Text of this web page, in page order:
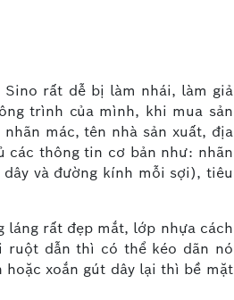
rất dễ bị làm nhái, làm giả
trình của mình, khi mua sản
mác, tên nhà sản xuất, địa
các thông tin cơ bản như: nhãn
và đường kính mỗi sợi), tiêu
láng rất đẹp mắt, lớp nhựa cách
ruột dẫn thì có thể kéo dãn nó
xoắn gút dây lại thì bề mặt